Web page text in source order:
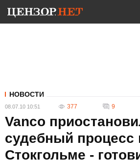
НОВОСТИ
08.07.10 10:51 377 9
Vanco
судебный процесс
Стокгольме -